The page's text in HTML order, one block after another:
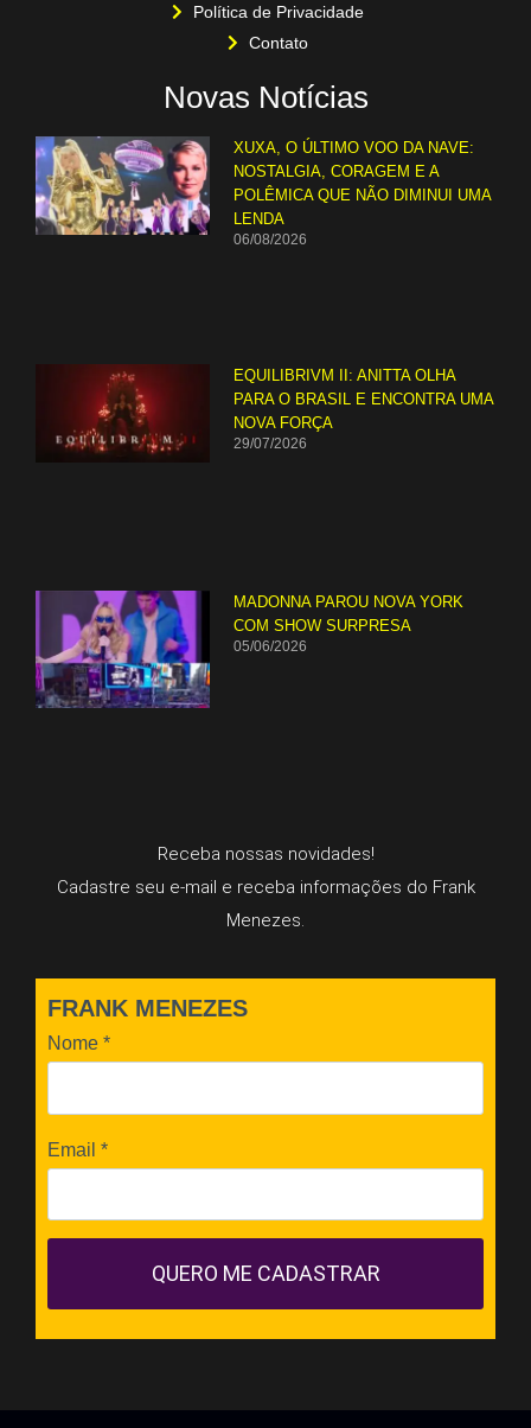
Política de Privacidade
Contato
Novas Notícias
XUXA, O ÚLTIMO VOO DA NAVE:
NOSTALGIA, CORAGEM E A
POLÊMICA QUE NÃO DIMINUI UMA
LENDA
06/08/2026
EQUILIBRIVM II: ANITTA OLHA
PARA O BRASIL E ENCONTRA UMA
NOVA FORÇA
29/07/2026
MADONNA PAROU NOVA YORK
COM SHOW SURPRESA
05/06/2026
Receba nossas novidades!
Cadastre seu e-mail e receba informações do Frank
Menezes.
FRANK MENEZES
Nome *
Email *
QUERO ME CADASTRAR